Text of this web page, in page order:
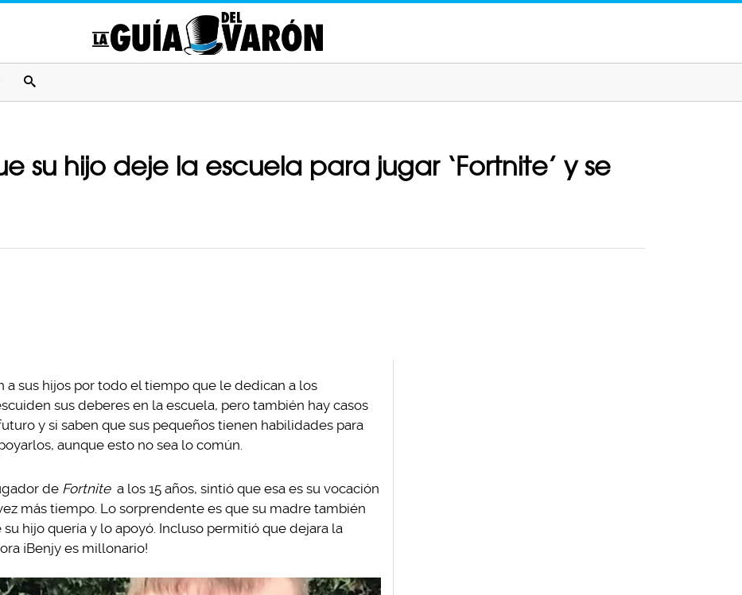
su hijo deje la escuela para jugar ‘Fortnite’ y se
a sus hijos por todo el tiempo que le dedican a los
sus deberes en la escuela, pero también hay casos
y si saben que sus pequeños tienen habilidades para
aunque esto no sea lo común.
de Fortnite a los 15 años, sintió que esa es su vocación
más tiempo. Lo sorprendente es que su madre también
hijo quería y lo apoyó. Incluso permitió que dejara la
¡Benjy es millonario!